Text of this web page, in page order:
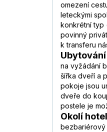
omezení
leteckými
konkrétní typ
povinný
k transferu
Ubytování
na vyžádání
šířka dveří a
pokoje jsou
dveře do
postele je
Okolí
bezbariérový